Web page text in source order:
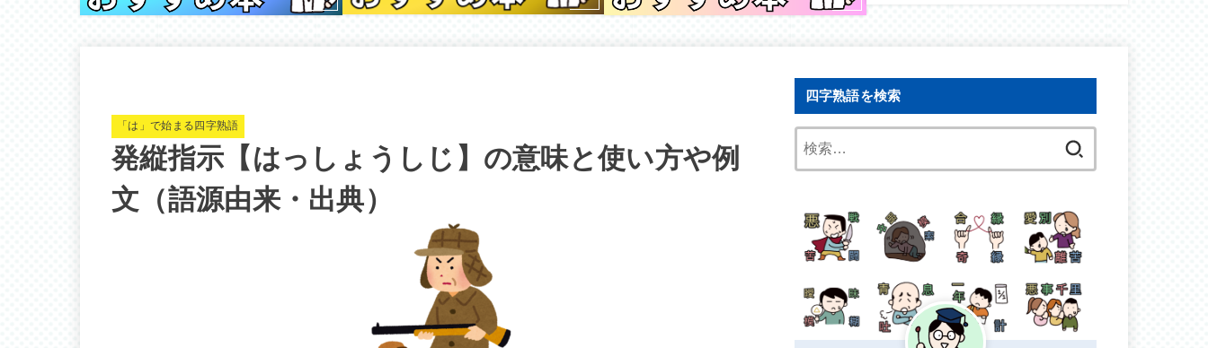
「は」で始まる四字熟語
発縦指示【はっしょうしじ】の意味と使い方や例
文（語源由来・出典）
四字熟語を検索